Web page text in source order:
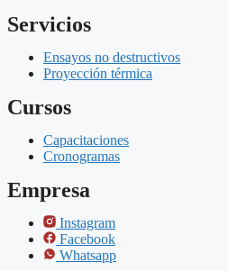
Servicios
Ensayos no destructivos
Proyección térmica
Cursos
Capacitaciones
Cronogramas
Empresa
Instagram
Facebook
Whatsapp